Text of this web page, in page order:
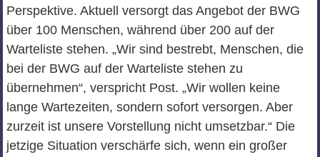
Perspektive. Aktuell versorgt das Angebot der BWG
über 100 Menschen, während über 200 auf der
Warteliste stehen. „Wir sind bestrebt, Menschen, die
bei der BWG auf der Warteliste stehen zu
übernehmen“, verspricht Post. „Wir wollen keine
lange Wartezeiten, sondern sofort versorgen. Aber
zurzeit ist unsere Vorstellung nicht umsetzbar.“ Die
jetzige Situation verschärfe sich, wenn ein großer